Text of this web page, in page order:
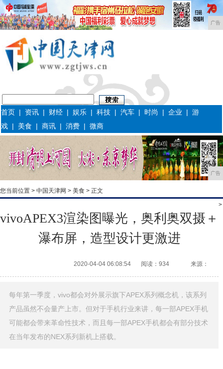
广告
首页 | 资讯 | 财经 |娱乐 |科技 |汽车 | 时尚 |企业 |游
戏 | 美食 |商讯 |消费 |微商
广告
您当前位置 > 中国天津网 > 美食 > 正文
>
vivoAPEX3渲染图曝光，奥利奥双摄＋
瀑布屏，造型设计更激进
2020-04-04 06:08:54 阅读：934 来源：
每年第一季度，vivo都会对外展示旗下APEX系列概念机，该系列
产品虽然不会量产上市。但对于手机行业来讲，每一部APEX手机
可能都会带来革命性技术，而且每一部APEX手机都会有部分技术
在当年发布的NEX系列新机上搭载。